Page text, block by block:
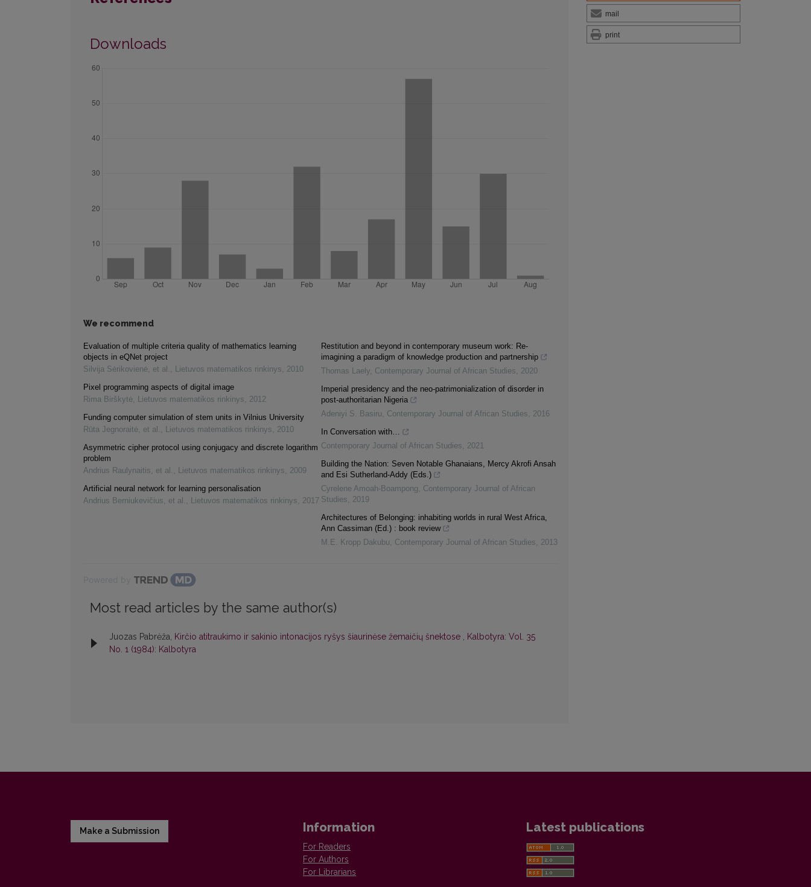
mail
print
Downloads
We recommend
Evaluation of multiple criteria quality of mathematics learning
objects in eQNet project
Silvija Sėrikovienė, et al. , Lietuvos matematikos rinkinys, 2010
Pixel programming aspects of digital image
Rima Birškytė, Lietuvos matematikos rinkinys, 2012
Funding computer simulation of stem units in Vilnius University
Rūta Jegnoraitė, et al. , Lietuvos matematikos rinkinys, 2010
Asymmetric cipher protocol using conjugacy and discrete logarithm
problem
Andrius Raulynaitis, et al. , Lietuvos matematikos rinkinys, 2009
Artificial neural network for learning personalisation
Andrius Berniukevičius, et al. , Lietuvos matematikos rinkinys, 2017
Restitution and beyond in contemporary museum work: Re-
imagining a paradigm of knowledge production and partnership
Thomas Laely, Contemporary Journal of African Studies, 2020
Imperial presidency and the neo-patrimonialization of disorder in
post-authoritarian Nigeria
Adeniyi S. Basiru, Contemporary Journal of African Studies, 2016
In Conversation with…
Contemporary Journal of African Studies, 2021
Building the Nation: Seven Notable Ghanaians, Mercy Akrofi Ansah
and Esi Sutherland-Addy (Eds.)
Cyrelene Amoah-Boampong, Contemporary Journal of African
Studies, 2019
Architectures of Belonging: inhabiting worlds in rural West Africa,
Ann Cassiman (Ed.) : book review
M.E. Kropp Dakubu, Contemporary Journal of African Studies, 2013
Most read articles by the same author(s)
Juozas Pabrėža, Kirčio atitraukimo ir sakinio intonacijos ryšys šiaurinėse žemaičių šnektose , Kalbotyra: Vol. 35
No. 1 (1984): Kalbotyra
Make a Submission Information
For Readers
For Authors
For Librarians
Latest publications